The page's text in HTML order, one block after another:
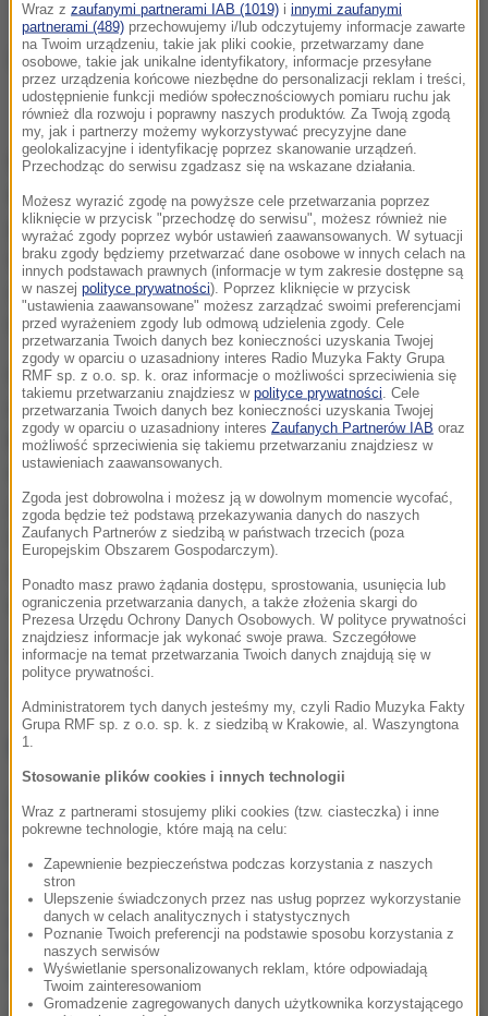
Agnieszka Radwańska
Radwańska zakończyłazawodową karierę
sportową w listopadzie 2018 roku. Od tamtej pory
gra w meczach charytatywnych, a także w
Superlidze w barwach WKT Mera Warszawa. W tym
roku dostała zaproszenie do udziału w turnieju
legend Wimbledonu.
Polka w parze z Jankovićudanie zainaugurowały
rozgrywki, pokonując Włoszki Flavię Pennettę i
Francescę Schiavone bez większych problemów
6:4, 6:3. W grupie B polsko-serbski duet zagra
jeszcze z australijskim duetem Casey
Dellacqua/Alicia Molik oraz słowacko-brytyjską parą
awansuje tylko zwycięzca grupy.
Źródło: PAP
NAJWAŻNIEJSZE FAKTY
"Głupiutka, wystraszona".
Skandaliczne słowa znanej
Tenisowe emocje w
Kanadzie. Porażka
Majchrzaka, Fręch i Linette
grają dalej
Wraz z zaufanymi partnerami IAB (1019) i innymi zaufanymi
partnerami (489) przechowujemy i/lub odczytujemy informacje zawarte
na Twoim urządzeniu, takie jak pliki cookie, przetwarzamy dane
osobowe, takie jak unikalne identyfikatory, informacje przesyłane
przez urządzenia końcowe niezbędne do personalizacji reklam i treści,
udostępnienie funkcji mediów społecznościowych pomiaru ruchu jak
również dla rozwoju i poprawny naszych produktów. Za Twoją zgodą
my, jak i partnerzy możemy wykorzystywać precyzyjne dane
geolokalizacyjne i identyfikację poprzez skanowanie urządzeń.
Przechodząc do serwisu zgadzasz się na wskazane działania.
Możesz wyrazić zgodę na powyższe cele przetwarzania poprzez
kliknięcie w przycisk "przechodzę do serwisu", możesz również nie
wyrażać zgody poprzez wybór ustawień zaawansowanych. W sytuacji
braku zgody będziemy przetwarzać dane osobowe w innych celach na
innych podstawach prawnych (informacje w tym zakresie dostępne są
w naszej polityce prywatności). Poprzez kliknięcie w przycisk
"ustawienia zaawansowane" możesz zarządzać swoimi preferencjami
przed wyrażeniem zgody lub odmową udzielenia zgody. Cele
przetwarzania Twoich danych bez konieczności uzyskania Twojej
zgody w oparciu o uzasadniony interes Radio Muzyka Fakty Grupa
RMF sp. z o.o. sp. k. oraz informacje o możliwości sprzeciwienia się
takiemu przetwarzaniu znajdziesz w polityce prywatności . Cele
przetwarzania Twoich danych bez konieczności uzyskania Twojej
zgody w oparciu o uzasadniony interes Zaufanych Partnerów IAB oraz
możliwość sprzeciwienia się takiemu przetwarzaniu znajdziesz w
ustawieniach zaawansowanych.
Zgoda jest dobrowolna i możesz ją w dowolnym momencie wycofać,
zgoda będzie też podstawą przekazywania danych do naszych
Zaufanych Partnerów z siedzibą w państwach trzecich (poza
Europejskim Obszarem Gospodarczym).
Ponadto masz prawo żądania dostępu, sprostowania, usunięcia lub
ograniczenia przetwarzania danych, a także złożenia skargi do
Prezesa Urzędu Ochrony Danych Osobowych. W polityce prywatności
znajdziesz informacje jak wykonać swoje prawa. Szczegółowe
informacje na temat przetwarzania Twoich danych znajdują się w
polityce prywatności.
Administratorem tych danych jesteśmy my, czyli Radio Muzyka Fakty
Grupa RMF sp. z o.o. sp. k. z siedzibą w Krakowie, al. Waszyngtona
1.
Stosowanie plików cookies i innych technologii
Wraz z partnerami stosujemy pliki cookies (tzw. ciasteczka) i inne
pokrewne technologie, które mają na celu:
Zapewnienie bezpieczeństwa podczas korzystania z naszych
stron
Ulepszenie świadczonych przez nas usług poprzez wykorzystanie
danych w celach analitycznych i statystycznych
Poznanie Twoich preferencji na podstawie sposobu korzystania z
naszych serwisów
Wyświetlanie spersonalizowanych reklam, które odpowiadają
Twoim zainteresowaniom
Gromadzenie zagregowanych danych użytkownika korzystającego